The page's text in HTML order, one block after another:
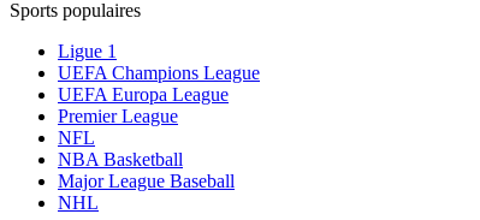
Sports populaires
Ligue 1
UEFA Champions League
UEFA Europa League
Premier League
NFL
NBA Basketball
Major League Baseball
NHL